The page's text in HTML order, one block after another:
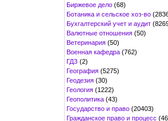
Биржевое дело (68)
Ботаника и сельское хоз-во
Бухгалтерский учет и аудит
Валютные отношения (50)
Ветеринария (50)
Военная кафедра (762)
ГДЗ (2)
География (5275)
Геодезия (30)
Геология (1222)
Геополитика (43)
Государство и право (20403)
Гражданское право и процесс